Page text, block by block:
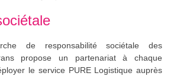
de responsabilité sociétale des
propose un partenariat à chaque
le service PURE Logistique auprès